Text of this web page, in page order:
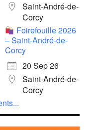
Saint-André-de-
Corcy
Foirefouille 2026
– Saint-André-de-
Corcy
20 Sep 26
Saint-André-de-
Corcy